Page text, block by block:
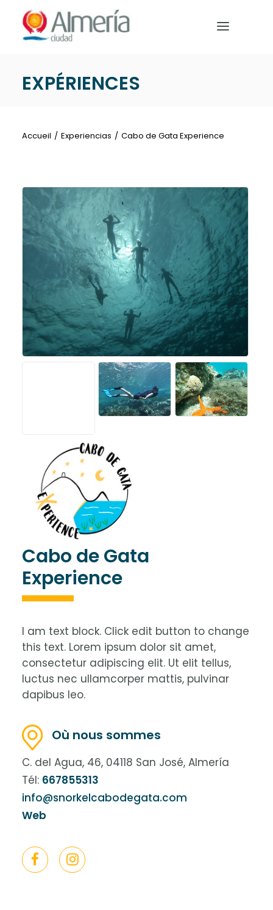
Nota:
este
accesibilidad.
Français
EXPÉRIENCES
Accueil Experiencias Cabo de Gata Experience
Cabo de Gata
Experience
I am text block. Click edit button to change
this text. Lorem ipsum dolor sit amet,
consectetur adipiscing elit. Ut elit tellus,
luctus nec ullamcorper mattis, pulvinar
dapibus leo.
Où nous sommes
C. del Agua, 46, 04118 San José, Almería
Tél: 667855313
info@snorkelcabodegata.com
Web